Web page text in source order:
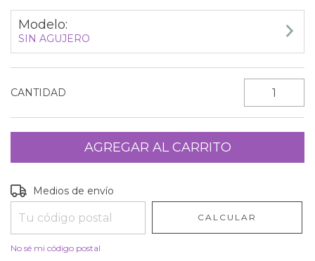
Modelo:
SIN AGUJERO
CANTIDAD
Entregas para el CP:
Medios de envío
CALCULAR
No sé mi código postal